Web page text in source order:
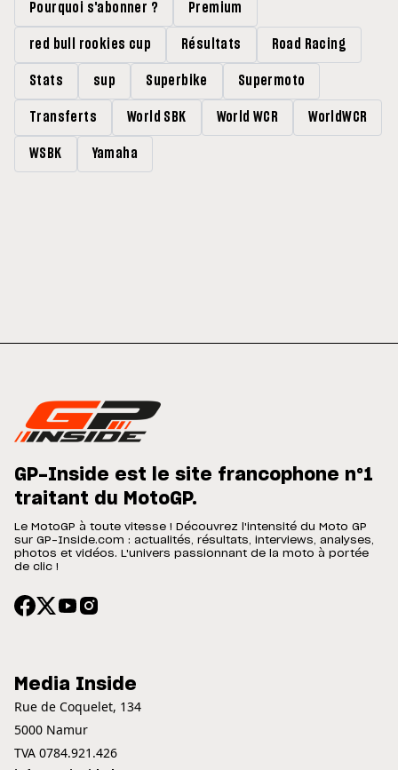
Pourquoi s'abonner ? Premium
red bull rookies cup Résultats Road Racing
Stats sup Superbike Supermoto
Transferts World SBK World WCR WorldWCR
WSBK Yamaha
GP-Inside est le site francophone n°1
traitant du MotoGP.
Le MotoGP à toute vitesse ! Découvrez l'intensité du Moto GP
sur GP-Inside.com : actualités, résultats, interviews, analyses,
photos et vidéos. L'univers passionnant de la moto à portée
de clic !
Media Inside
Rue de Coquelet, 134
5000 Namur
TVA 0784.921.426